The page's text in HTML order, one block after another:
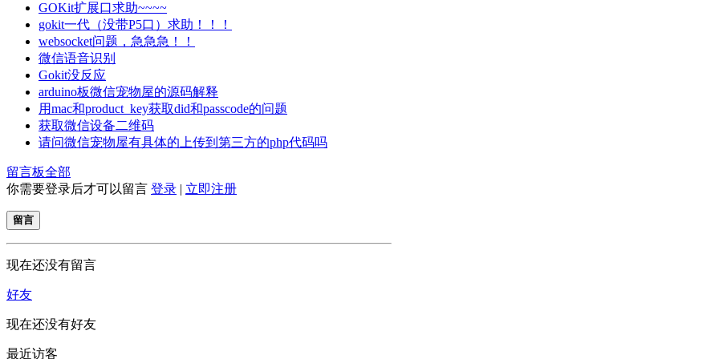
GOKit扩展口求助~~~~
gokit一代（没带P5口）求助！！！
websocket问题，急急急！！
微信语音识别
Gokit没反应
arduino板微信宠物屋的源码解释
用mac和product_key获取did和passcode的问题
获取微信设备二维码
请问微信宠物屋有具体的上传到第三方的php代码吗
留言板全部
你需要登录后才可以留言 登录 | 立即注册
留言
现在还没有留言
好友
现在还没有好友
最近访客